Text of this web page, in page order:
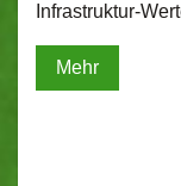
Infrastruktur-
Mehr